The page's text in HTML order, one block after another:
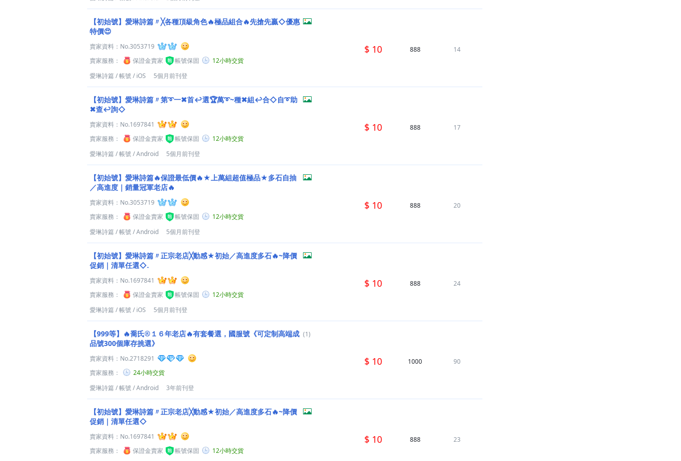
【初始號】愛琳詩篇〃╳各種頂級角色🔥極品組合🔥先搶先贏◇優惠
特價😍
賣家資料： No.3053719
賣家服務：
保證金賣家 帳號保固
12小時交貨
愛琳詩篇 /帳號/ iOS 5個月前刊登
$ 10 888 14
【初始號】愛琳詩篇〃第➰一✖首↩選🏆萬➰~種✖組↩合◇自➰助
✖查↩詢◇
賣家資料： No.1697841
賣家服務：
保證金賣家 帳號保固
12小時交貨
愛琳詩篇 /帳號/Android 5個月前刊登
$ 10 888 17
【初始號】愛琳詩篇🔥保證最低價🔥★上萬組超值極品★多石自抽
／高進度｜銷量冠軍老店🔥
賣家資料： No.3053719
賣家服務：
保證金賣家 帳號保固
12小時交貨
愛琳詩篇 /帳號/Android 5個月前刊登
$ 10 888 20
【初始號】愛琳詩篇〃正宗老店╳動感★初始／高進度多石🔥~降價
促銷｜清單任選◇.
賣家資料： No.1697841
賣家服務：
保證金賣家 帳號保固
12小時交貨
愛琳詩篇 /帳號/ iOS 5個月前刊登
$ 10 888 24
【999等】🔥喬氏®１６年老店🔥有套餐選，國服號《可定制高端成
品號300個庫存挑選》
(1)
賣家資料： No.2718291
賣家服務：
24小時交貨
愛琳詩篇 /帳號/Android 3年前刊登
$ 10 1000 90
【初始號】愛琳詩篇〃正宗老店╳動感★初始／高進度多石🔥~降價
促銷｜清單任選◇
賣家資料： No.1697841
賣家服務：
保證金賣家 帳號保固
12小時交貨
$ 10 888 23